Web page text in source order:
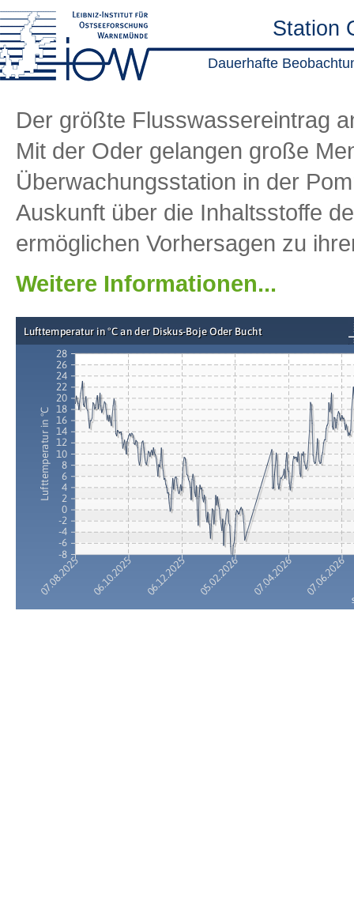
Station
Dauerhafte
Der größte Flusswassereintrag
Mit der Oder gelangen große
Überwachungsstation in der
Auskunft über die Inhaltsstoffe
ermöglichen Vorhersagen zu
Weitere Informationen...